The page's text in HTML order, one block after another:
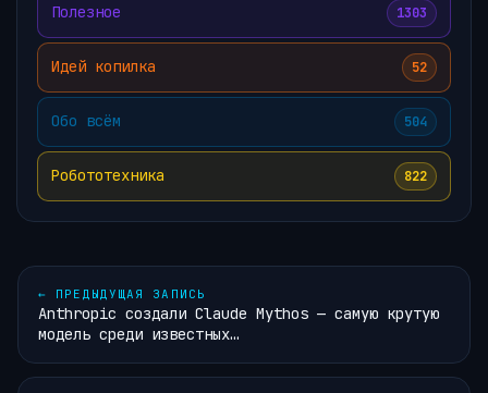
Полезное 1303
Идей копилка 52
Обо всём 504
Робототехника 822
← ПРЕДЫДУЩАЯ ЗАПИСЬ
Anthropic создали Claude Mythos — самую крутую
модель среди известных…